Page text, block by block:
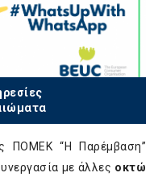
ΠΟΜΕΚ “Η Παρέμβαση”
με άλλες οκτώ